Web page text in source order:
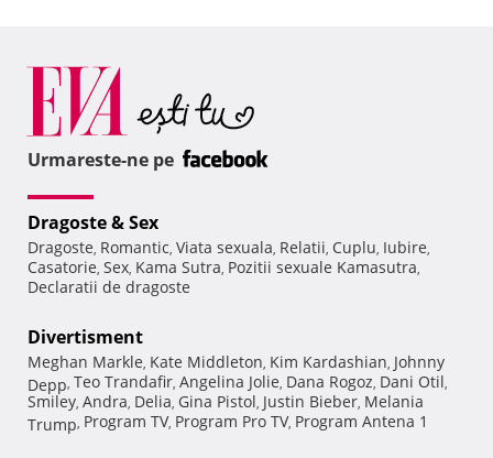
Urmareste-ne pe
Dragoste & Sex
Dragoste, Romantic, Viata sexuala, Relatii, Cuplu, Iubire,
Casatorie, Sex, Kama Sutra, Pozitii sexuale Kamasutra,
Declaratii de dragoste
Divertisment
Meghan Markle, Kate Middleton, Kim Kardashian, Johnny
Depp, Teo Trandafir, Angelina Jolie, Dana Rogoz, Dani Otil,
Smiley, Andra, Delia, Gina Pistol, Justin Bieber, Melania
Trump, Program TV, Program Pro TV, Program Antena 1